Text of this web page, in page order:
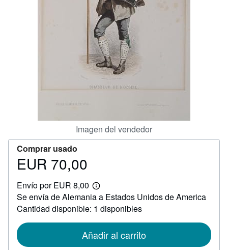
CERRAR
Imagen del vendedor
Comprar usado
Precio
70,00
EUR 70,00
Envío por EUR 8,00
Más
información
sobre
las
envío
Se envía de Alemania a Estados Unidos de America
Cantidad disponible: 1 disponibles
Añadir al carrito